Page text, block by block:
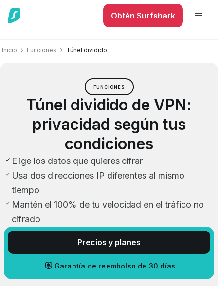
Obtén Surfshark
Inicio Funciones Túnel dividido
FUNCIONES
Túnel dividido de VPN:
privacidad según tus
condiciones
Elige los datos que quieres cifrar
Usa dos direcciones IP diferentes al mismo
tiempo
Mantén el 100% de tu velocidad en el tráfico no
cifrado
Precios y planes
Garantía de reembolso de 30 días